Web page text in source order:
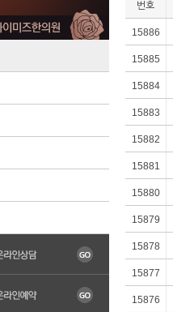
번호
15886
15885
15884
15883
15882
15881
15880
15879
15878
15877
15876